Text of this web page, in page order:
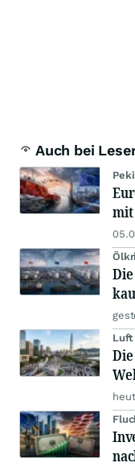
Auch bei
mit
Luft